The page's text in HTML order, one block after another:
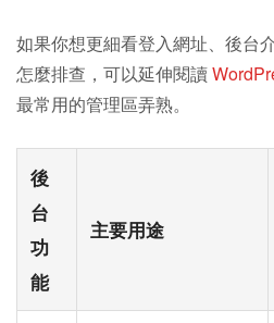
如果你想更細看登入網址、後台
怎麼排查，可以延伸閱讀
最常用的管理區弄熟。
後
台
功
能
主要用途